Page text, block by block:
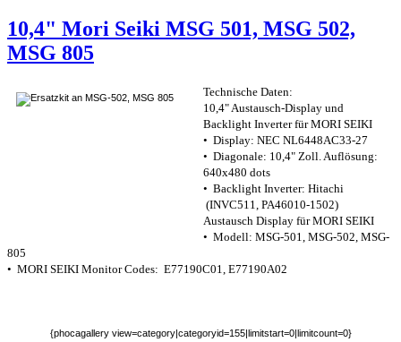
10,4" Mori Seiki MSG 501, MSG 502,
MSG 805
Technische Daten:
10,4" Austausch-Display und
Backlight Inverter für MORI SEIKI
• Display: NEC NL6448AC33-27
• Diagonale: 10,4" Zoll. Auflösung:
640x480 dots
• Backlight Inverter: Hitachi
(INVC511, PA46010-1502)
Austausch Display für MORI SEIKI
• Modell: MSG-501, MSG-502, MSG-
805
• MORI SEIKI Monitor Codes: E77190C01, E77190A02
{phocagallery view=category|categoryid=155|limitstart=0|limitcount=0}